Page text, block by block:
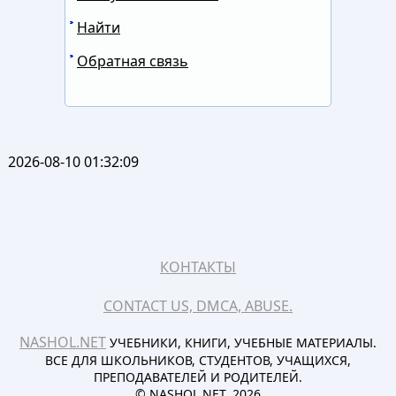
Найти
Обратная связь
2026-08-10 01:32:09
КОНТАКТЫ
CONTACT US, DMCA, ABUSE.
NASHOL.NETУЧЕБНИКИ, КНИГИ, УЧЕБНЫЕ МАТЕРИАЛЫ.
ВСЕ ДЛЯ ШКОЛЬНИКОВ, СТУДЕНТОВ, УЧАЩИХСЯ,
ПРЕПОДАВАТЕЛЕЙ И РОДИТЕЛЕЙ.